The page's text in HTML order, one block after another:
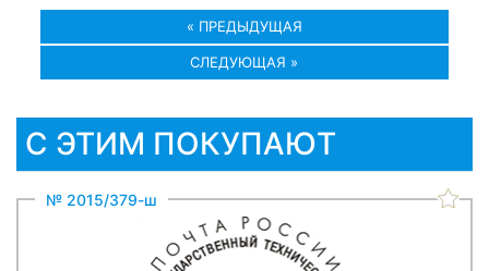
« ПРЕДЫДУЩАЯ
СЛЕДУЮЩАЯ »
С ЭТИМ ПОКУПАЮТ
№ 2015/379-ш